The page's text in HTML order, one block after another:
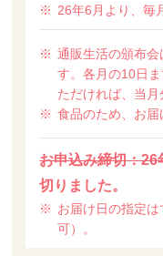
26年6月より、毎
通販生活の頒布
す。各月の10日
ただければ、当月
食品のため、お届
お申込み締切：26
切りました。
お届け日の指定
可）。